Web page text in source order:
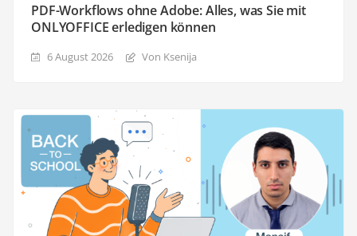
PDF-Workflows ohne Adobe: Alles, was Sie mit
ONLYOFFICE erledigen können
6 August 2026 Von Ksenija